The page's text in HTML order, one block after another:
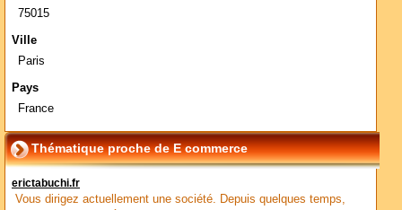
75015
Ville
Paris
Pays
France
Thématique proche de E commerce
erictabuchi.fr
Vous dirigez actuellement une société. Depuis quelques temps,